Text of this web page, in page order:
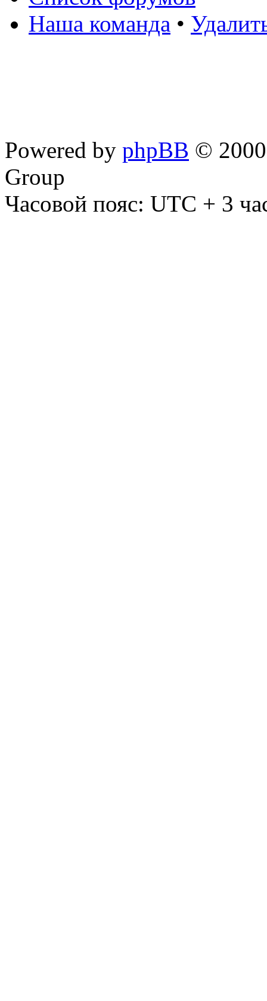
Наша команда •
Powered by phpBB ©
Group
Часовой пояс: UTC + 3